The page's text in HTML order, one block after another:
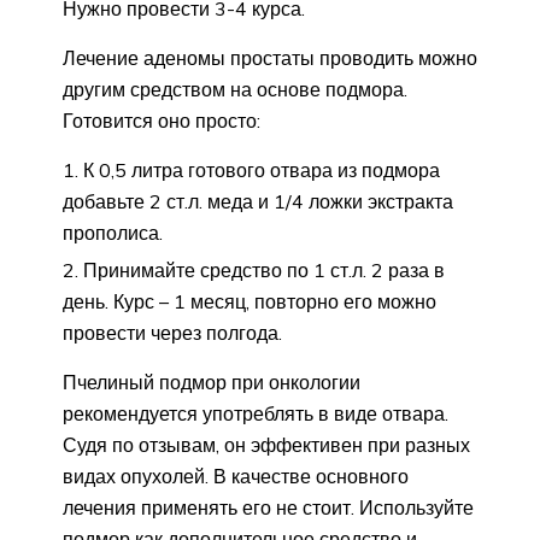
Нужно провести 3-4 курса.
Лечение аденомы простаты проводить можно
другим средством на основе подмора.
Готовится оно просто:
К 0,5 литра готового отвара из подмора
добавьте 2 ст.л. меда и 1/4 ложки экстракта
прополиса.
Принимайте средство по 1 ст.л. 2 раза в
день. Курс – 1 месяц, повторно его можно
провести через полгода.
Пчелиный подмор при онкологии
рекомендуется употреблять в виде отвара.
Судя по отзывам, он эффективен при разных
видах опухолей. В качестве основного
лечения применять его не стоит. Используйте